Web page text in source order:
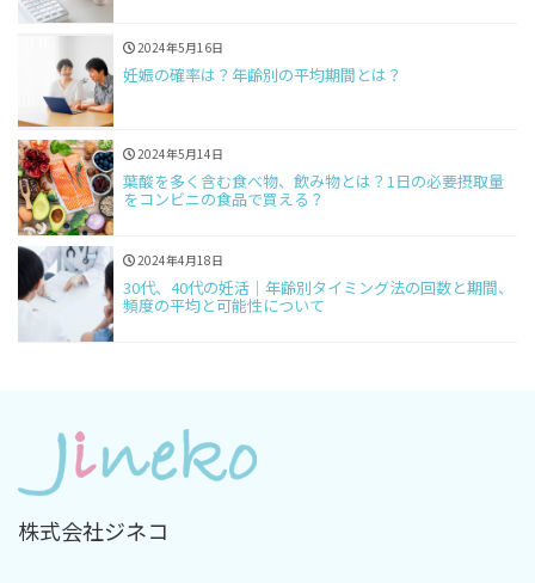
2024年5月16日
妊娠の確率は？年齢別の平均期間とは？
2024年5月14日
葉酸を多く含む食べ物、飲み物とは？1日の必要摂取量
をコンビニの食品で買える？
2024年4月18日
30代、40代の妊活｜年齢別タイミング法の回数と期間、
頻度の平均と可能性について
株式会社ジネコ